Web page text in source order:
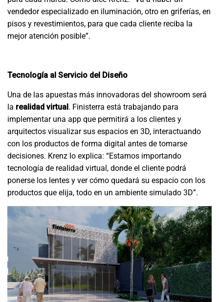
vendedor especializado en iluminación, otro en griferías, en
pisos y revestimientos, para que cada cliente reciba la
mejor atención posible”.
Tecnología al Servicio del Diseño
Una de las apuestas más innovadoras del showroom será
la realidad virtual. Finisterra está trabajando para
implementar una app que permitirá a los clientes y
arquitectos visualizar sus espacios en 3D, interactuando
con los productos de forma digital antes de tomarse
decisiones. Krenz lo explica: “Estamos importando
tecnología de realidad virtual, donde el cliente podrá
ponerse los lentes y ver cómo quedará su espacio con los
productos que elija, todo en un ambiente simulado 3D”.